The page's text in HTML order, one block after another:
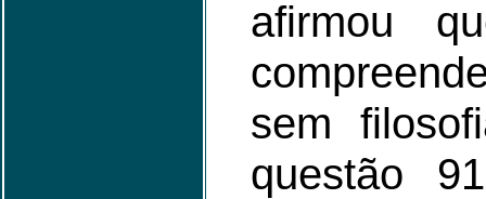
afirmou
sem
questão